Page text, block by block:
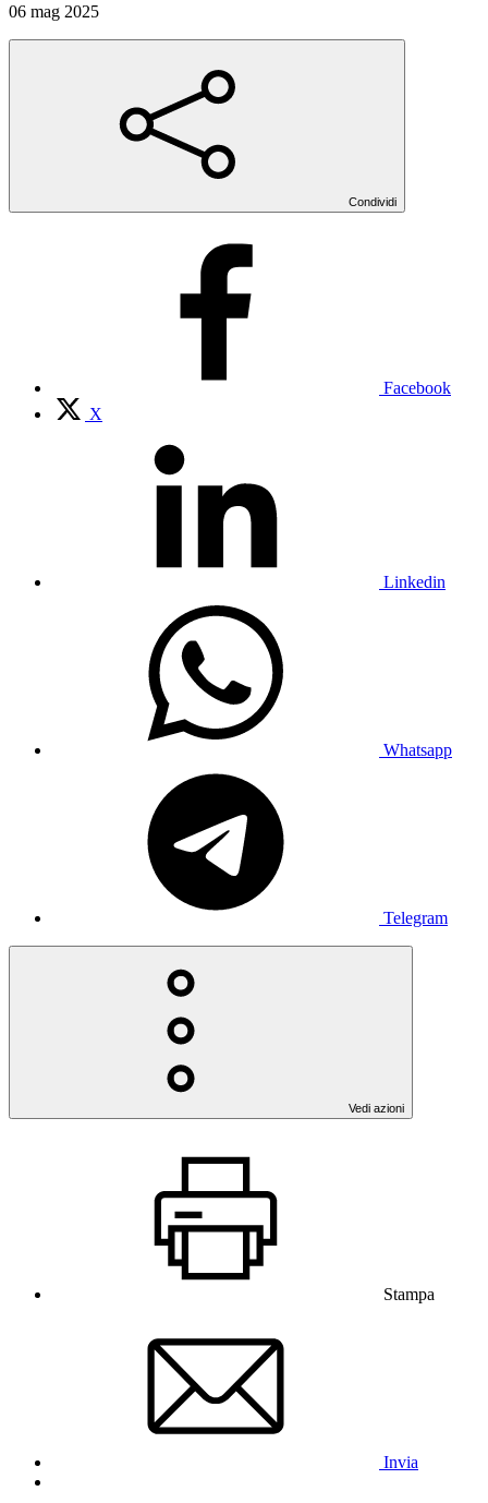
06 mag 2025
Condividi
Facebook
X
Linkedin
Whatsapp
Telegram
Vedi azioni
Stampa
Invia